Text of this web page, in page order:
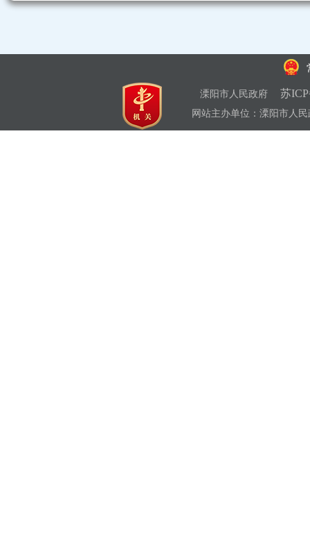
溧阳市人民政府 苏
网站主办单位：溧阳市人